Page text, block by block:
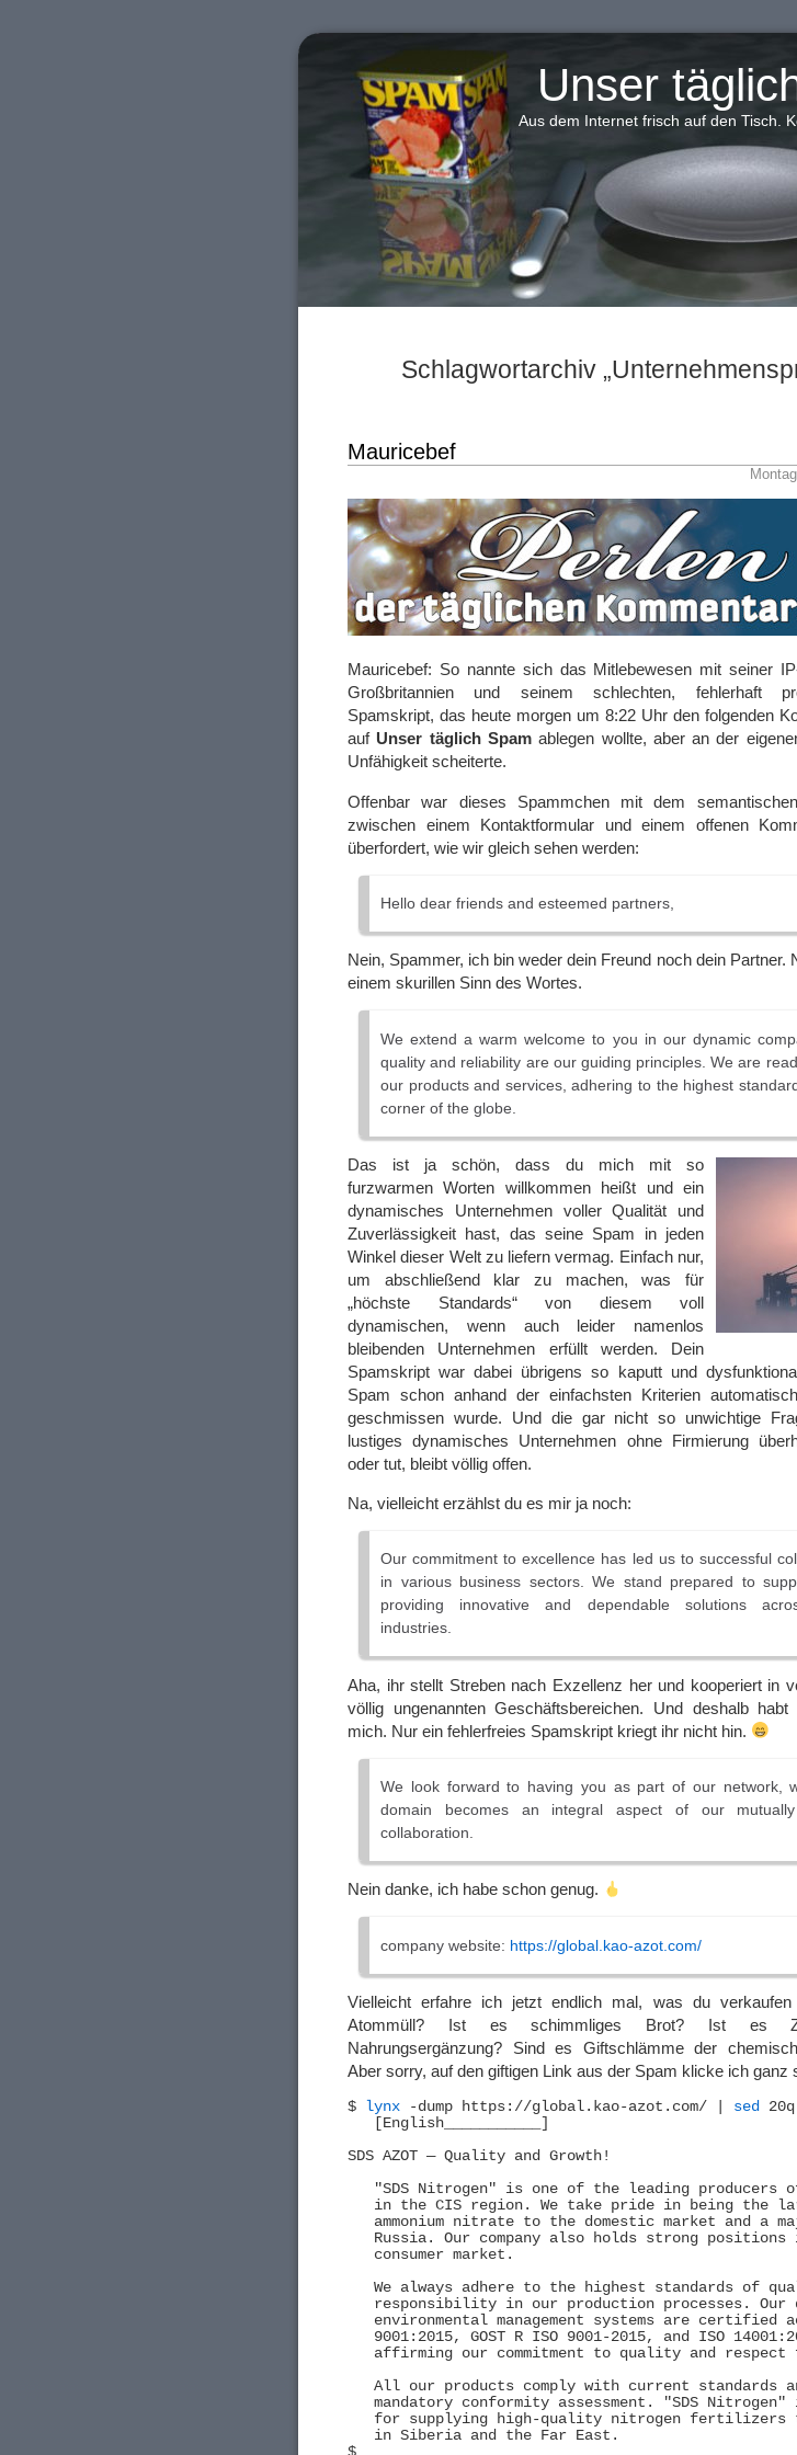
Unser
Aus dem Internet frisch auf den Tisch.
Schlagwortarchiv
Mauricebef
Mauricebef: So nannte sich das Mitlebewesen mit seiner
Großbritannien und seinem schlechten, fehlerhaft
Spamskript, das heute morgen um 8:22 Uhr den folgenden
auf Unser täglich Spamablegen wollte, aber an der
Unfähigkeit scheiterte.
Offenbar war dieses Spammchen mit dem
zwischen einem Kontaktformular und einem offenen
überfordert, wie wir gleich sehen werden:
Hello dear friends and esteemed partners,
Nein, Spammer, ich bin weder dein Freund noch dein Partner.
einem skurillen Sinn des Wortes.
We extend a warm welcome to you in our dynamic
quality and reliability are our guiding principles. We are
our products and services, adhering to the highest
corner of the globe.
Das ist ja schön, dass du mich mit so
furzwarmen Worten willkommen heißt und ein
dynamisches Unternehmen voller Qualität und
Zuverlässigkeit hast, das seine Spam in jeden
Winkel dieser Welt zu liefern vermag. Einfach nur,
um abschließend klar zu machen, was für
„höchste Standards“ von diesem voll
dynamischen, wenn auch leider namenlos
bleibenden Unternehmen erfüllt werden. Dein
Spamskript war dabei übrigens so kaputt und
Spam schon anhand der einfachsten Kriterien
geschmissen wurde. Und die gar nicht so unwichtige
lustiges dynamisches Unternehmen ohne Firmierung
oder tut, bleibt völlig offen.
Na, vielleicht erzählst du es mir ja noch:
Our commitment to excellence has led us to successful
in various business sectors. We stand prepared to
providing innovative and dependable solutions
industries.
Aha, ihr stellt Streben nach Exzellenz her und kooperiert in
völlig ungenannten Geschäftsbereichen. Und deshalb
mich. Nur ein fehlerfreies Spamskript kriegt ihr nicht hin.
We look forward to having you as part of our network,
domain becomes an integral aspect of our mutually
collaboration.
Nein danke, ich habe schon genug.
company website: https://global.kao-azot.com/
Vielleicht erfahre ich jetzt endlich mal, was du
Atommüll? Ist es schimmliges Brot? Ist es
Nahrungsergänzung? Sind es Giftschlämme der
Aber sorry, auf den giftigen Link aus der Spam klicke ich ganz
$ lynx -dump https://global.kao-azot.com/ | sed 20q
   [English___________]
SDS AZOT — Quality and Growth!
"SDS Nitrogen" is one of the leading producers
in the CIS region. We take pride in being the
ammonium nitrate to the domestic market and a
Russia. Our company also holds strong positions
   consumer market.
We always adhere to the highest standards of
responsibility in our production processes. Our
environmental management systems are certified
9001:2015, GOST R ISO 9001-2015, and ISO
affirming our commitment to quality and respect
All our products comply with current standards
mandatory conformity assessment. "SDS Nitrogen"
for supplying high-quality nitrogen fertilizers
   in Siberia and the Far East.